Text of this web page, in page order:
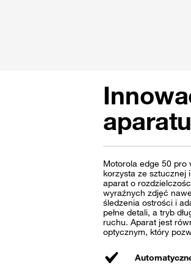
aparatu
Motorola edge 50 pro
korzysta ze sztucznej
aparat o
wyraźnych zdjęć
śledzenia ostrości i
pełne detali, a tryb
ruchu. Aparat jest
optycznym, który